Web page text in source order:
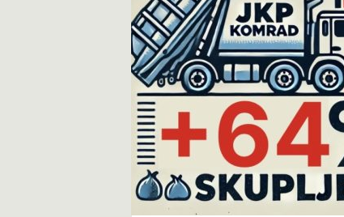
n
e
t